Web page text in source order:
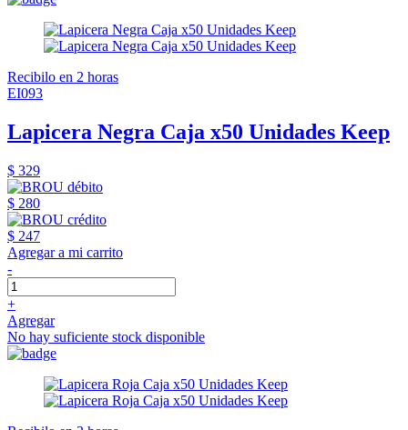
Recibilo en 2 horas
EI093
Lapicera Negra Caja x50 Unidades Keep
$ 329
$ 280
$ 247
Agregar a mi carrito
-
+
Agregar
No hay suficiente stock disponible